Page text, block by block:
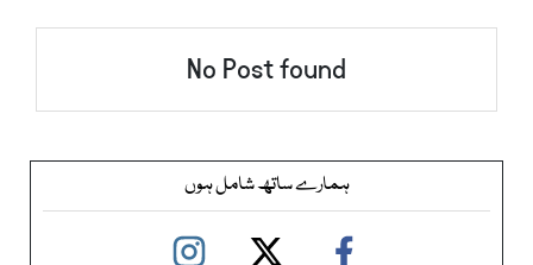
No Post found
ہمارے ساتھ شامل ہوں